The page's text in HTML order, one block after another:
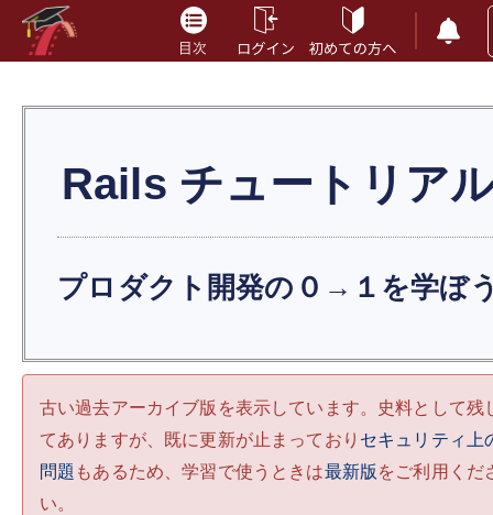
Rails チュートリア
プロダクト開発の０→１を学ぼ
古い過去アーカイブ版を表示しています。史料として残
てありますが、既に更新が止まっており セキュリティ上
問題 もあるため、学習で使うときは最新版 をご利用くだ
い。